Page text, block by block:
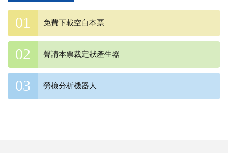
免費下載空白本票
聲請本票裁定狀產生器
勞檢分析機器人